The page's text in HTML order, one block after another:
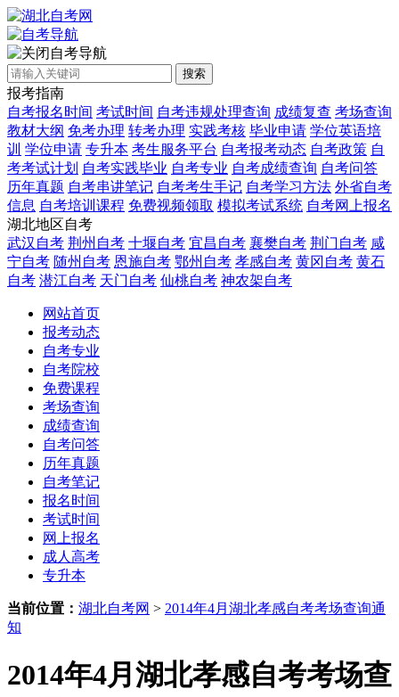
自考导航
搜索
报考指南
自考报名时间 考试时间 自考违规处理查询 成绩复查 考场查询
教材大纲 免考办理 转考办理 实践考核 毕业申请 学位英语培
训 学位申请 专升本 考生服务平台 自考报考动态 自考政策 自
考考试计划 自考实践毕业 自考专业 自考成绩查询 自考问答
历年真题 自考串讲笔记 自考考生手记 自考学习方法 外省自考
信息 自考培训课程 免费视频领取 模拟考试系统 自考网上报名
湖北地区自考
武汉自考 荆州自考 十堰自考 宜昌自考 襄樊自考 荆门自考 咸
宁自考 随州自考 恩施自考 鄂州自考 孝感自考 黄冈自考 黄石
自考 潜江自考 天门自考 仙桃自考 神农架自考
网站首页
报考动态
自考专业
自考院校
免费课程
考场查询
成绩查询
自考问答
历年真题
自考笔记
报名时间
考试时间
网上报名
成人高考
专升本
当前位置： 湖北自考网 > 2014年4月湖北孝感自考考场查询通
知
2014年4月湖北孝感自考考场查